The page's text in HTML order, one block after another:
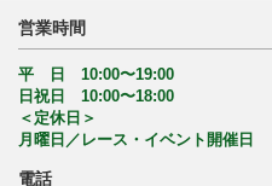
営業時間
平 日 10:00〜19:00
日祝日 10:00〜18:00
＜定休日＞
月曜日／レース・イベント開催日
電話